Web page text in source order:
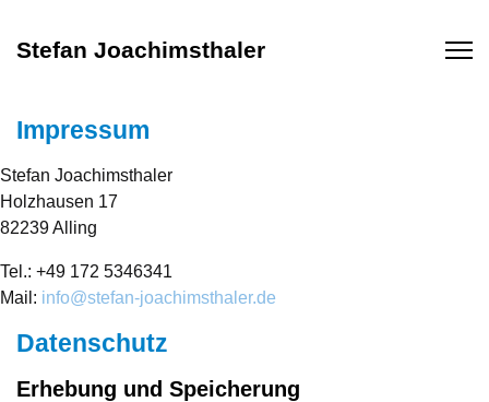
Stefan Joachimsthaler
Impressum
Stefan Joachimsthaler
Holzhausen 17
82239 Alling
Tel.: +49 172 5346341
Mail: info@stefan-joachimsthaler.de
Datenschutz
Erhebung und Speicherung